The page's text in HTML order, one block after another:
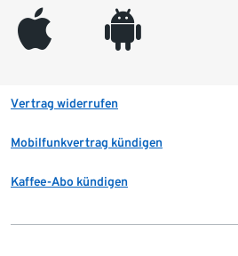
appleinc android
Vertrag widerrufen
Mobilfunkvertrag kündigen
Kaffee-Abo kündigen